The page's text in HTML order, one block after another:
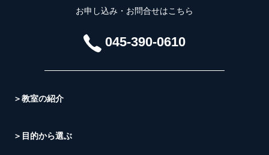
お申し込み・お問合せはこちら
045-390-0610
＞教室の紹介
＞目的から選ぶ